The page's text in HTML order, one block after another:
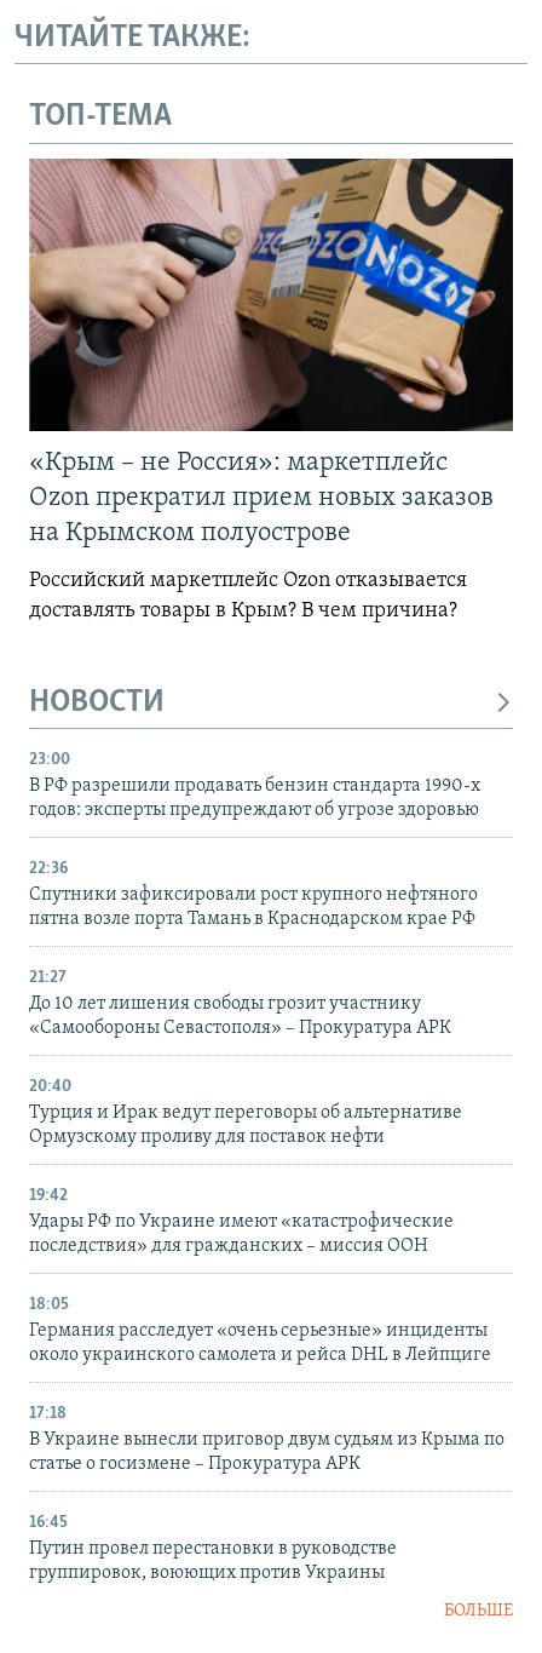
ЧИТАЙТЕ ТАКЖЕ:
ТОП-ТЕМА
«Крым – не Россия»: маркетплейс
Ozon прекратил прием новых заказов
на Крымском полуострове
Российский маркетплейс Ozon отказывается
доставлять товары в Крым? В чем причина?
НОВОСТИ
23:00
В РФ разрешили продавать бензин стандарта 1990-х
годов: эксперты предупреждают об угрозе здоровью
22:36
Спутники зафиксировали рост крупного нефтяного
пятна возле порта Тамань в Краснодарском крае РФ
21:27
До 10 лет лишения свободы грозит участнику
«Самообороны Севастополя» – Прокуратура АРК
20:40
Турция и Ирак ведут переговоры об альтернативе
Ормузскому проливу для поставок нефти
19:42
Удары РФ по Украине имеют «катастрофические
последствия» для гражданских – миссия ООН
18:05
Германия расследует «очень серьезные» инциденты
около украинского самолета и рейса DHL в Лейпциге
17:18
В Украине вынесли приговор двум судьям из Крыма по
статье о госизмене – Прокуратура АРК
16:45
Путин провел перестановки в руководстве
группировок, воюющих против Украины
БОЛЬШЕ